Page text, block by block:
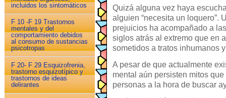
incluidos los sintomáticos
F 10 -F 19 Trastornos
mentales y del
comportamiento debidos
al consumo de sustancias
psicotropas
F 20- F 29 Esquizofrenia,
trastorno esquizotípico y
trastornos de ideas
delirantes
Quizá alguna vez haya
alguien “necesita un loquero”.
prejuicios ha acompañado a
siglos atrás al extremo que en
sometidos a tratos inhumanos
A pesar de que actualmente
mental aún persisten mitos
personas a la hora de buscar